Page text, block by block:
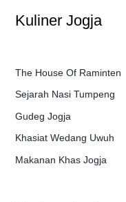
Kuliner Jogja
The House Of Raminten
Sejarah Nasi Tumpeng
Gudeg Jogja
Khasiat Wedang Uwuh
Makanan Khas Jogja